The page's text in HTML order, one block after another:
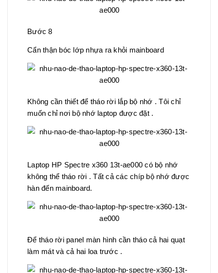
Bước 8
Cẩn thận bóc lớp nhựa ra khỏi mainboard
Không cần thiết để tháo rời lắp bộ nhớ . Tôi chỉ
muốn chỉ nơi bộ nhớ laptop được đặt .
Laptop HP Spectre x360 13t-ae000 có bộ nhớ
không thể tháo rời . Tất cả các chíp bộ nhớ được
hàn đến mainboard.
Để tháo rời panel màn hình cần tháo cả hai quạt
làm mát và cả hai loa trước .